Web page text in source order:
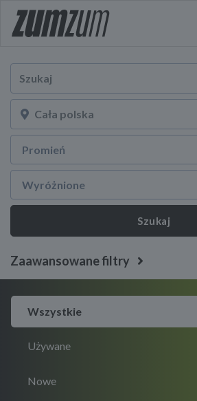
Szukaj
Zaawansowane filtry
Wszystkie
Używane
Nowe